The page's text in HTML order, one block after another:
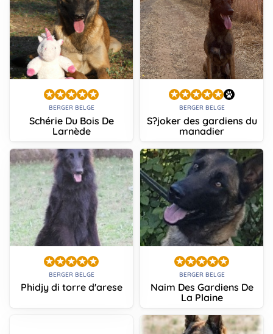
BERGER BELGE
Schérie Du Bois De
Larnède
BERGER BELGE
S?joker des gardiens du
manadier
BERGER BELGE
Phidjy di torre d'arese
BERGER BELGE
Naim Des Gardiens De
La Plaine